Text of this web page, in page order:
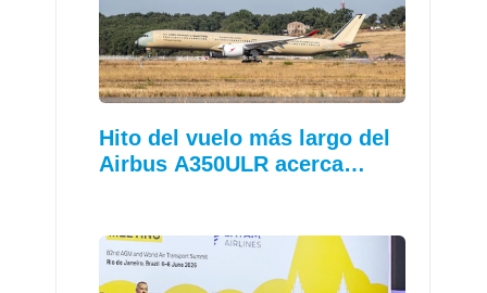
Hito del vuelo más largo del
Airbus A350ULR acerca…